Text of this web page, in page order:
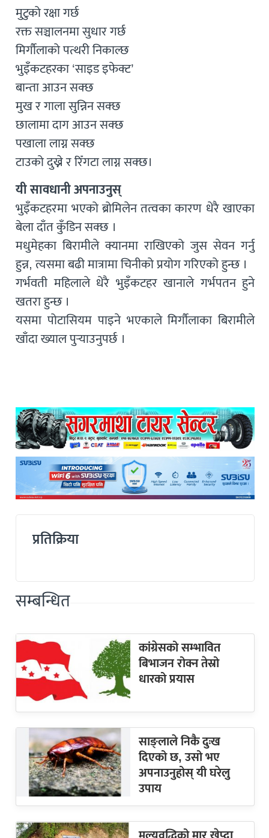
मुटुको रक्षा गर्छ
रक्त सञ्चालनमा सुधार गर्छ
मिर्गौलाको पत्थरी निकाल्छ
भुइँकटहरका ‘साइड इफेक्ट’
बान्ता आउन सक्छ
मुख र गाला सुन्निन सक्छ
छालामा दाग आउन सक्छ
पखाला लाग्न सक्छ
टाउको दुख्ने र रिँगटा लाग्न सक्छ।
यी सावधानी अपनाउनुस्
भुइँकटहरमा भएको ब्रोमिलेन तत्वका कारण धेरै खाएका
बेला दाँत कुँडिन सक्छ ।
मधुमेहका बिरामीले क्यानमा राखिएको जुस सेवन गर्नु
हुन्न, त्यसमा बढी मात्रामा चिनीको प्रयोग गरिएको हुन्छ ।
गर्भवती महिलाले धेरै भुइँकटहर खानाले गर्भपतन हुने
खतरा हुन्छ ।
यसमा पोटासियम पाइने भएकाले मिर्गौलाका बिरामीले
खाँदा ख्याल पुर्‍याउनुपर्छ ।
प्रतिक्रिया
सम्बन्धित
कांग्रेसको सम्भावित
बिभाजन रोक्न तेस्रो
धारको प्रयास
साङ्लाले निकै दुःख
दिएको छ, उसो भए
अपनाउनुहोस् यी घरेलु
उपाय